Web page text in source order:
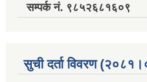
सम्पर्क नं. ९८५२६८१६०९
सुची दर्ता विवरण